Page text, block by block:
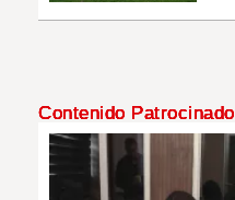
Contenido Patrocinado